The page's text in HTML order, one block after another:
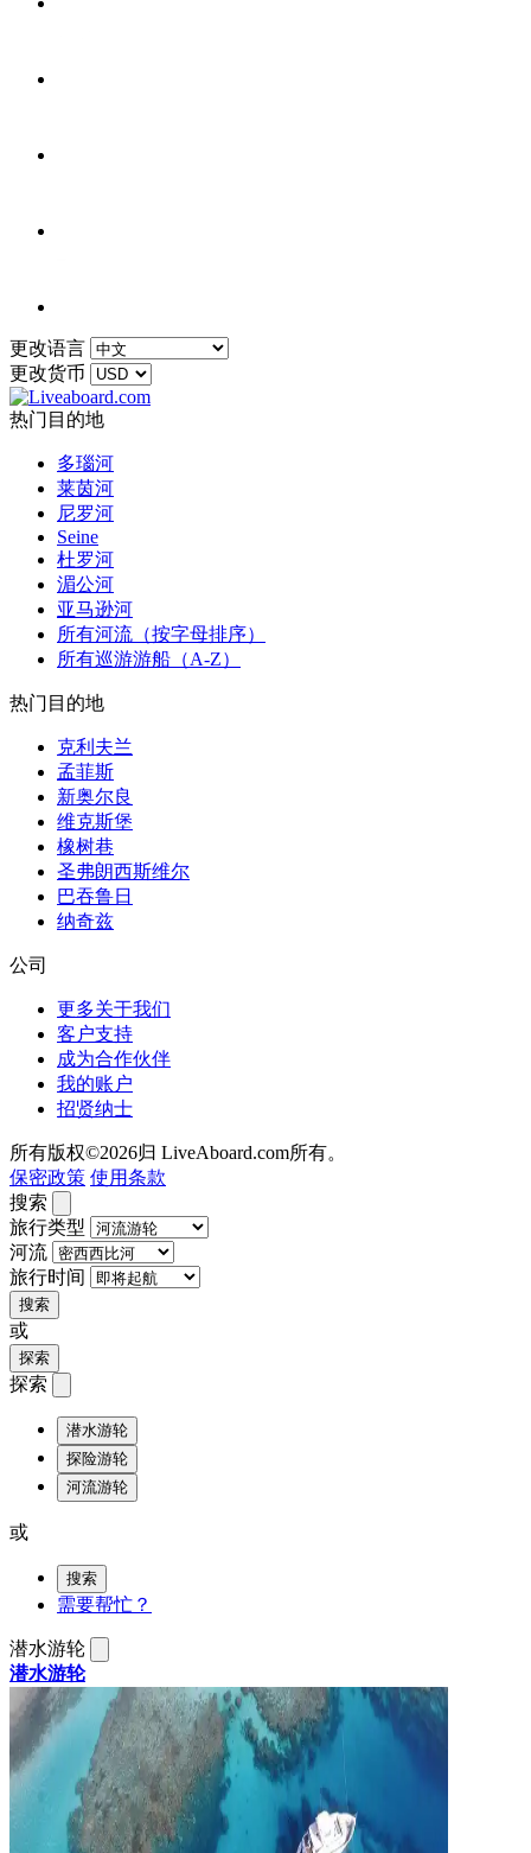
更改语言
更改货币
热门目的地
多瑙河
莱茵河
尼罗河
Seine
杜罗河
湄公河
亚马逊河
所有河流（按字母排序）
所有巡游游船（A-Z）
热门目的地
克利夫兰
孟菲斯
新奥尔良
维克斯堡
橡树巷
圣弗朗西斯维尔
巴吞鲁日
纳奇兹
公司
更多关于我们
客户支持
成为合作伙伴
我的账户
招贤纳士
所有版权©2026归 LiveAboard.com所有。
保密政策 使用条款
搜索
旅行类型
河流
旅行时间
搜索
或
探索
探索
潜水游轮
探险游轮
河流游轮
或
搜索
需要帮忙？
潜水游轮
潜水游轮